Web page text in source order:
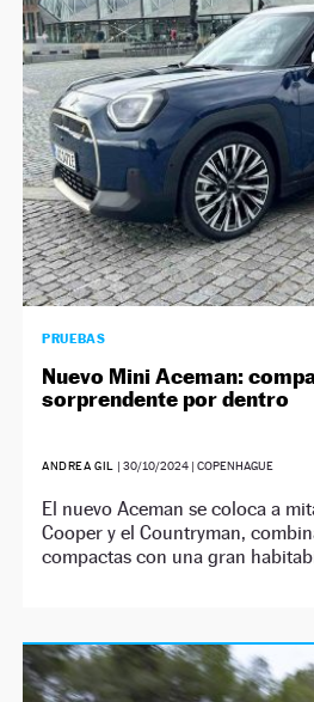
NEWSLETTER
SÍGUENOS
PRUEBAS
Nuevo Mini Aceman:
sorprendente por dentro
ANDREA GIL | 30/10/2024| COPENHAGUE
El nuevo Aceman se coloca a
Cooper y el Countryman,
compactas con una gran